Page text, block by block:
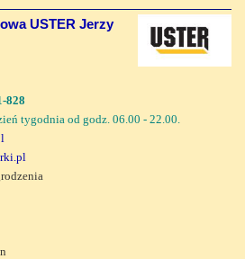
USTER Jerzy
828
tygodnia od godz. 06.00 - 22.00.